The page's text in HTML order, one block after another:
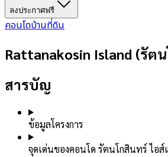
ลงประกาศฟรี
คอนโดบ้านที่ดิน
Rattanakosin Island (รั
สารบัญ
ข้อมูลโครงการ
จุดเด่นของคอนโด รัตนโกสินทร์ ไอ